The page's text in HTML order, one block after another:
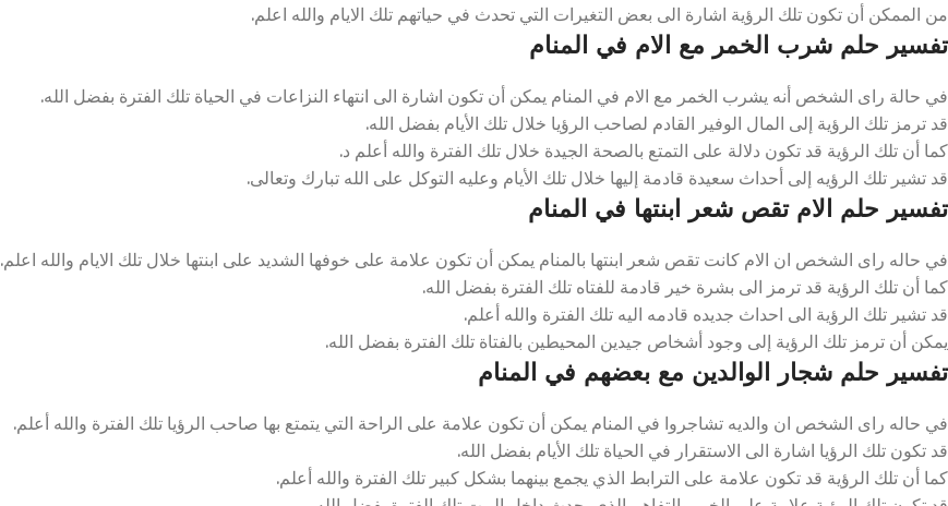
من الممكن أن تكون تلك الرؤية اشارة الى بعض التغيرات التي تحدث في حياتهم تلك الايام والله اعلم.
تفسير حلم شرب الخمر مع الام في المنام
في حالة راى الشخص أنه يشرب الخمر مع الام في المنام يمكن أن تكون اشارة الى انتهاء النزاعات في الحياة تلك الفترة بفضل الله.
قد ترمز تلك الرؤية إلى المال الوفير القادم لصاحب الرؤيا خلال تلك الأيام بفضل الله.
كما أن تلك الرؤية قد تكون دلالة على التمتع بالصحة الجيدة خلال تلك الفترة والله أعلم د.
قد تشير تلك الرؤيه إلى أحداث سعيدة قادمة إليها خلال تلك الأيام وعليه التوكل على الله تبارك وتعالى.
تفسير حلم الام تقص شعر ابنتها في المنام
في حاله راى الشخص ان الام كانت تقص شعر ابنتها بالمنام يمكن أن تكون علامة على خوفها الشديد على ابنتها خلال تلك الايام والله اعلم.
كما أن تلك الرؤية قد ترمز الى بشرة خير قادمة للفتاه تلك الفترة بفضل الله.
قد تشير تلك الرؤية الى احداث جديده قادمه اليه تلك الفترة والله أعلم.
يمكن أن ترمز تلك الرؤية إلى وجود أشخاص جيدين المحيطين بالفتاة تلك الفترة بفضل الله.
تفسير حلم شجار الوالدين مع بعضهم في المنام
في حاله راى الشخص ان والديه تشاجروا في المنام يمكن أن تكون علامة على الراحة التي يتمتع بها صاحب الرؤيا تلك الفترة والله أعلم.
قد تكون تلك الرؤيا اشارة الى الاستقرار في الحياة تلك الأيام بفضل الله.
كما أن تلك الرؤية قد تكون علامة على الترابط الذي يجمع بينهما بشكل كبير تلك الفترة والله أعلم.